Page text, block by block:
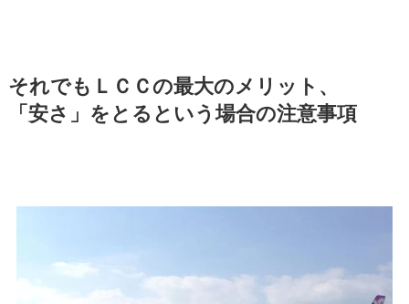
それでもＬＣＣの最大のメリット、
「安さ」をとるという場合の注意事項